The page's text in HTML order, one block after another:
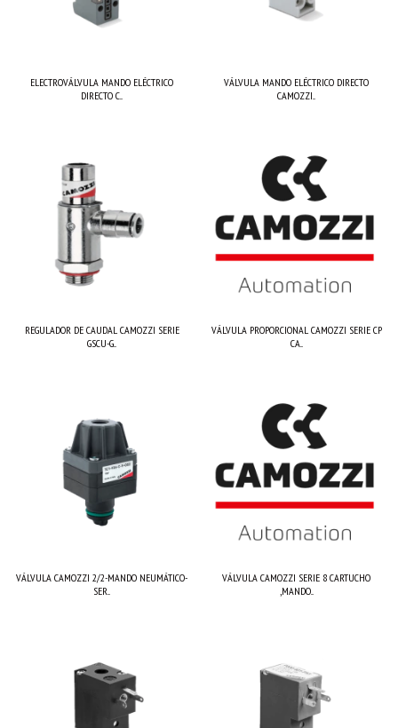
ELECTROVÁLVULA MANDO ELÉCTRICO
DIRECTO C...
VÁLVULA MANDO ELÉCTRICO DIRECTO
CAMOZZI...
REGULADOR DE CAUDAL CAMOZZI SERIE
GSCU-G...
VÁLVULA PROPORCIONAL CAMOZZI SERIE CP
CA...
VÁLVULA CAMOZZI 2/2-MANDO NEUMÁTICO-
SER...
VÁLVULA CAMOZZI SERIE 8 CARTUCHO
,MANDO...